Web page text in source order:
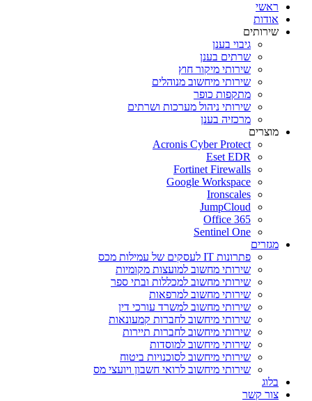
ראשי
אודות
שירותים
גיבוי בענן
שרתים בענן
שירותי מיקור חוץ
שירותי מיחשוב מנוהלים
מתקפות כופר
שירותי ניהול מערכות ושרתים
מרכזיה בענן
מוצרים
Acronis Cyber Protect
Eset EDR
Fortinet Firewalls
Google Workspace
Ironscales
JumpCloud
Office 365
Sentinel One
מגזרים
פתרונות IT לעסקים של עמילות מכס
שירותי מחשוב למועצות מקומיות
שירותי מחשוב למכללות ובתי ספר
שירותי מחשוב למרפאות
שירותי מחשוב למשרד עורכי דין
שירותי מיחשוב לחברות קמעונאות
שירותי מיחשוב לחברות תיירות
שירותי מיחשוב למוסדות
שירותי מיחשוב לסוכנויות ביטוח
שירותי מיחשוב לרואי חשבון ויועצי מס
בלוג
צור קשר